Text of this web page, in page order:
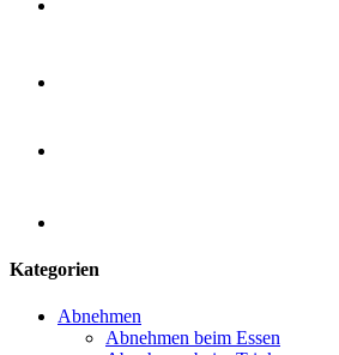
Kategorien
Abnehmen
Abnehmen beim Essen